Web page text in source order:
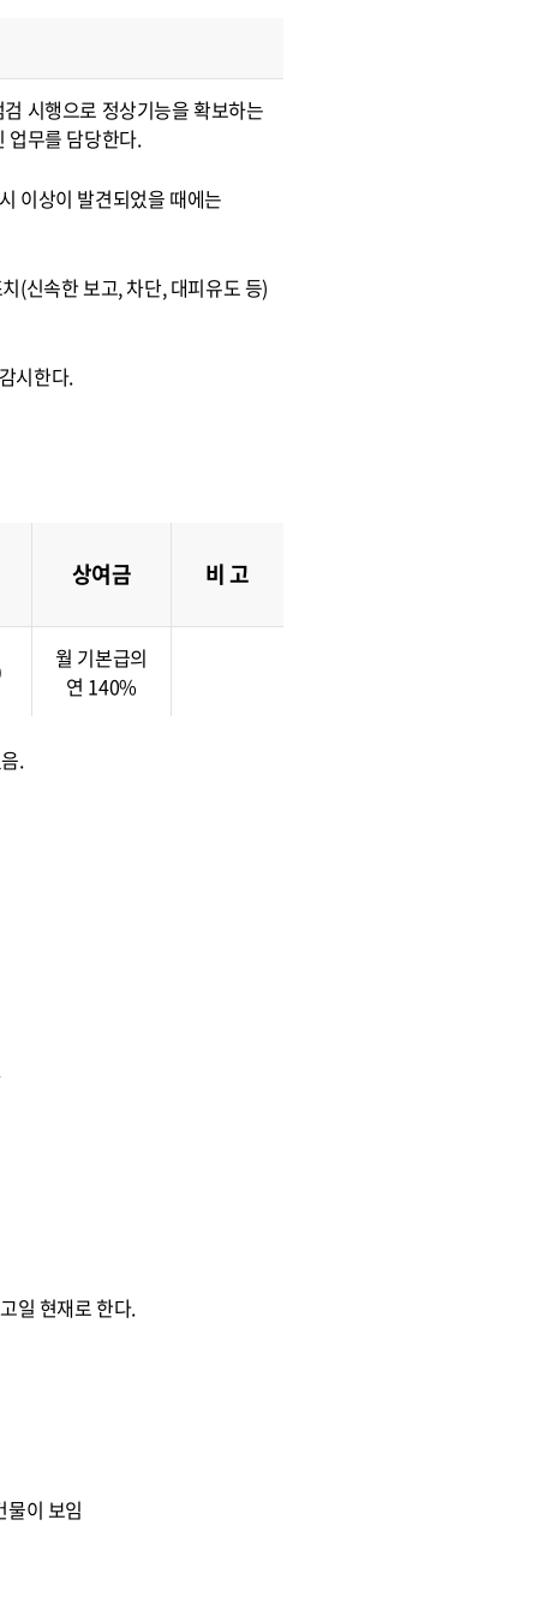
시행으로 정상기능을 확보하는
업무를 담당한다.
이상이 발견되었을 때에는
(신속한 보고, 차단, 대피유도 등)
시한다.
상여금 비 고
월 기본급의
연 140%
.
일 현재로 한다.
이 보임